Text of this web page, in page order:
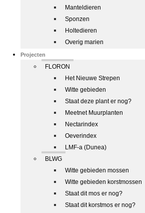
Manteldieren
Sponzen
Holtedieren
Overig marien
Projecten
FLORON
Het Nieuwe Strepen
Witte gebieden
Staat deze plant er nog?
Meetnet Muurplanten
Nectarindex
Oeverindex
LMF-a (Dunea)
BLWG
Witte gebieden mossen
Witte gebieden korstmossen
Staat dit mos er nog?
Staat dit korstmos er nog?